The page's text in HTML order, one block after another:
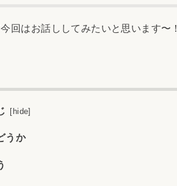
回はお話ししてみたいと思います〜！
[ hide]
うか